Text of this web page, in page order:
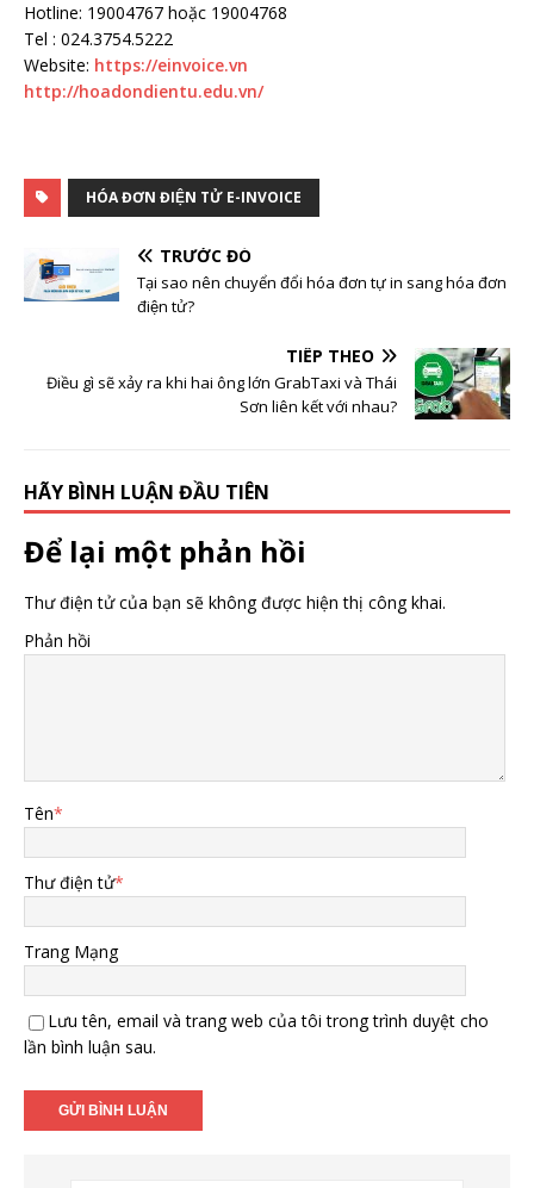
Hotline: 19004767 hoặc 19004768
Tel : 024.3754.5222
Website: https://einvoice.vn
http://hoadondientu.edu.vn/
HÓA ĐƠN ĐIỆN TỬ E-INVOICE
TRƯỚC ĐÓ
Tại sao nên chuyển đổi hóa đơn tự in sang hóa đơn
điện tử?
TIẾP THEO
Điều gì sẽ xảy ra khi hai ông lớn GrabTaxi và Thái
Sơn liên kết với nhau?
HÃY BÌNH LUẬN ĐẦU TIÊN
Để lại một phản hồi
Thư điện tử của bạn sẽ không được hiện thị công khai.
Phản hồi
Tên*
Thư điện tử*
Trang Mạng
Lưu tên, email và trang web của tôi trong trình duyệt cho
lần bình luận sau.